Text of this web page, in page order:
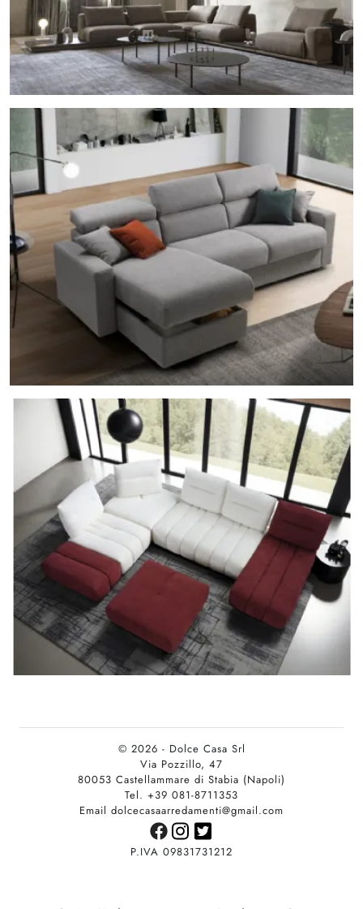
© 2026 - Dolce Casa Srl
Via Pozzillo, 47
80053 Castellammare di Stabia (Napoli)
Tel. +39 081-8711353
Email dolcecasaarredamenti@gmail.com
P.IVA 09831731212